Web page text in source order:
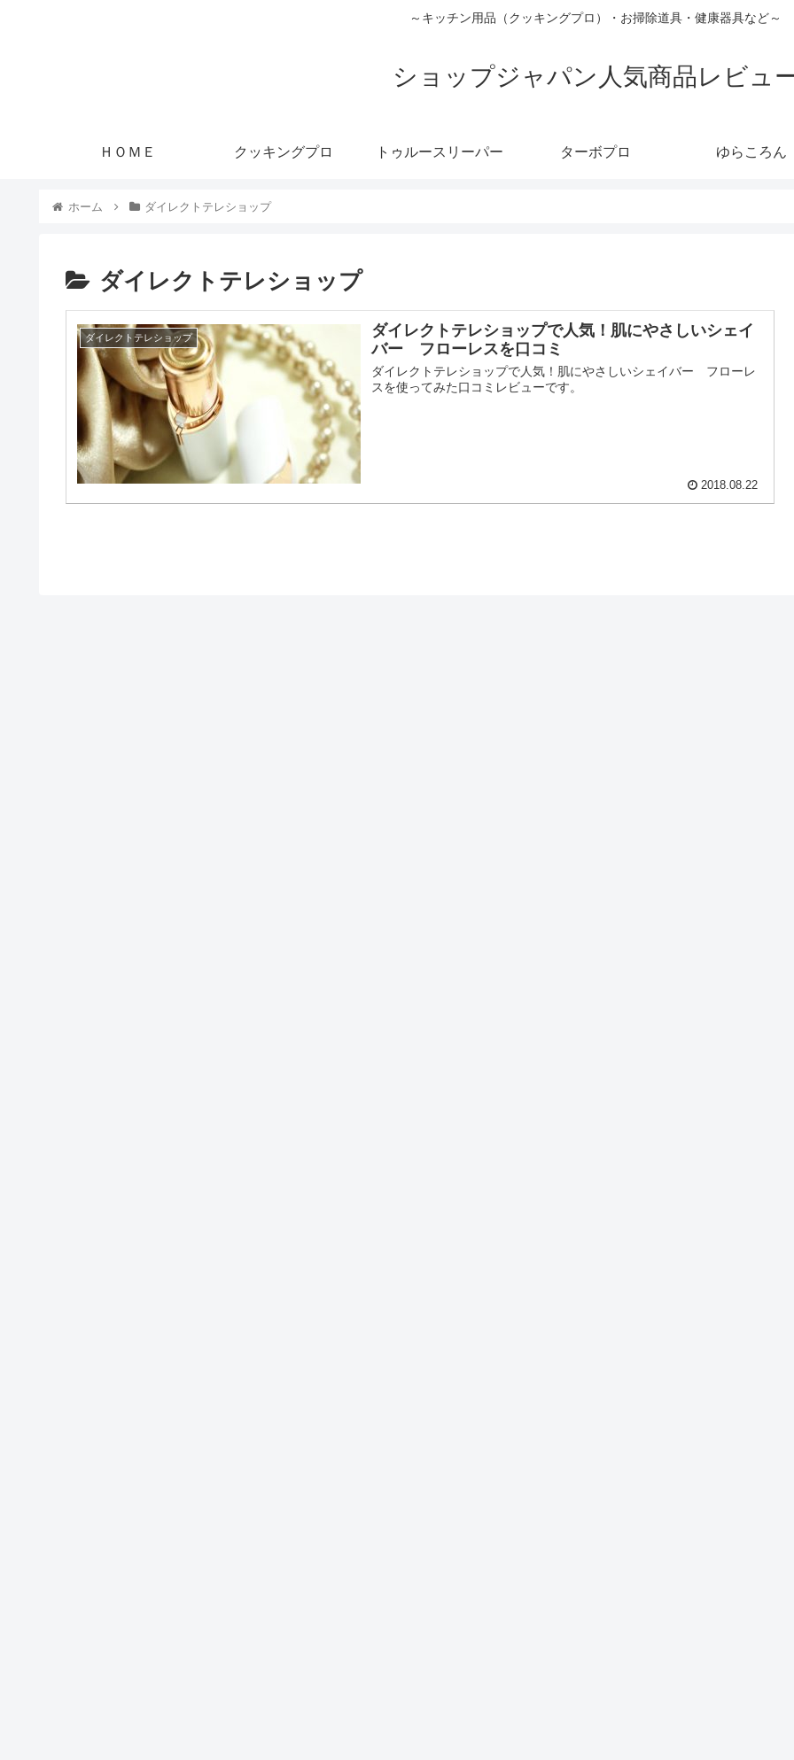
～キッチン用品（クッキングプロ）・お掃除道具・健康器具など～
ショップジャパン人気商品レビュ
ＨＯＭＥ クッキングプロ トゥルースリーパー ターボプロ ゆらころん
ホーム ダイレクトテレショップ
ダイレクトテレショップ
ダイレクトテレショップ
ダイレクトテレショップで人気！肌にやさしいシェイ
バー フローレスを口コミ
ダイレクトテレショップで人気！肌にやさしいシェイバー フローレ
スを使ってみた口コミレビューです。
2018.08.22